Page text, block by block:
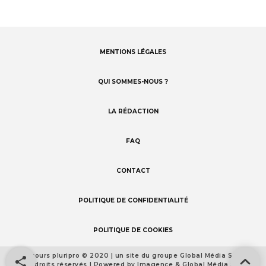
MENTIONS LÉGALES
QUI SOMMES-NOUS ?
LA RÉDACTION
FAQ
CONTACT
POLITIQUE DE CONFIDENTIALITÉ
POLITIQUE DE COOKIES
Footer
Concours pluripro © 2020 | un site du groupe Global Média Santé